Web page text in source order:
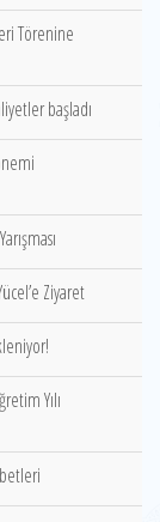
Törenine
başladı
Ziyaret
Yılı